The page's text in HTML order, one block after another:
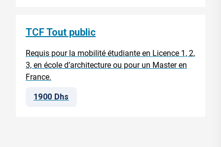
TCF Tout public
Requis pour la mobilité étudiante en Licence 1, 2,
3, en école d’architecture ou pour un Master en
France.
1900 Dhs